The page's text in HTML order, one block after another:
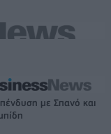
με Σπανό και